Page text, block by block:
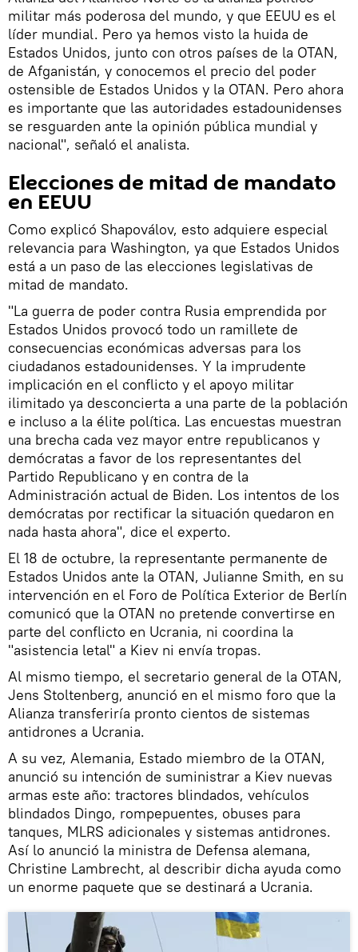
militar más poderosa del mundo, y que EEUU es el
líder mundial. Pero ya hemos visto la huida de
Estados Unidos, junto con otros países de la OTAN,
de Afganistán, y conocemos el precio del poder
ostensible de Estados Unidos y la OTAN. Pero ahora
es importante que las autoridades estadounidenses
se resguarden ante la opinión pública mundial y
nacional", señaló el analista.
Elecciones de mitad de mandato
en EEUU
Como explicó Shapoválov, esto adquiere especial
relevancia para Washington, ya que Estados Unidos
está a un paso de las elecciones legislativas de
mitad de mandato.
"La guerra de poder contra Rusia emprendida por
Estados Unidos provocó todo un ramillete de
consecuencias económicas adversas para los
ciudadanos estadounidenses. Y la imprudente
implicación en el conflicto y el apoyo militar
ilimitado ya desconcierta a una parte de la población
e incluso a la élite política. Las encuestas muestran
una brecha cada vez mayor entre republicanos y
demócratas a favor de los representantes del
Partido Republicano y en contra de la
Administración actual de Biden. Los intentos de los
demócratas por rectificar la situación quedaron en
nada hasta ahora", dice el experto.
El 18 de octubre, la representante permanente de
Estados Unidos ante la OTAN, Julianne Smith, en su
intervención en el Foro de Política Exterior de Berlín
comunicó que la OTAN no pretende convertirse en
parte del conflicto en Ucrania, ni coordina la
"asistencia letal" a Kiev ni envía tropas.
Al mismo tiempo, el secretario general de la OTAN,
Jens Stoltenberg, anunció en el mismo foro que la
Alianza transferiría pronto cientos de sistemas
antidrones a Ucrania.
A su vez, Alemania, Estado miembro de la OTAN,
anunció su intención de suministrar a Kiev nuevas
armas este año: tractores blindados, vehículos
blindados Dingo, rompepuentes, obuses para
tanques, MLRS adicionales y sistemas antidrones.
Así lo anunció la ministra de Defensa alemana,
Christine Lambrecht, al describir dicha ayuda como
un enorme paquete que se destinará a Ucrania.